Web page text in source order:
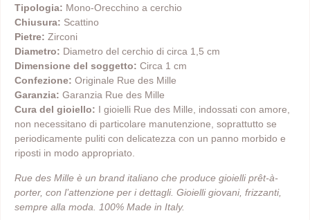
Tipologia: Mono-Orecchino a cerchio
Chiusura: Scattino
Pietre: Zirconi
Diametro: Diametro del cerchio di circa 1,5 cm
Dimensione del soggetto: Circa 1 cm
Confezione: Originale Rue des Mille
Garanzia: Garanzia Rue des Mille
Cura del gioiello: I gioielli Rue des Mille, indossati con amore,
non necessitano di particolare manutenzione, soprattutto se
periodicamente puliti con delicatezza con un panno morbido e
riposti in modo appropriato.
Rue des Mille è un brand italiano che produce gioielli prêt-à-
porter, con l’attenzione per i dettagli. Gioielli giovani, frizzanti,
sempre alla moda. 100% Made in Italy.